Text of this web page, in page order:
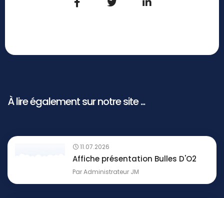
À lire également sur notre site ...
11.07.2026
Affiche présentation Bulles D'O2
ParAdministrateur JM